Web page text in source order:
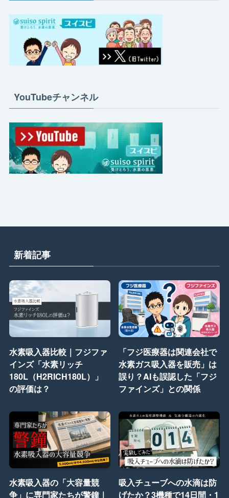
YouTubeチャンネル
新着記事
水素吸入器比較｜フジファ
インズ「水素リッチ
180L（H2RICH180L）」
の評価は？
「フジ医療器は関連会社で
水素ガス吸入器を販売」は
誤り？AIも誤認した「フジ
ファインズ」との関係
水素吸入器の「大容量競
争」に専門家たちが警鐘｜
吸入チューブへの水滴は防
げたか？3機種で14日間・1